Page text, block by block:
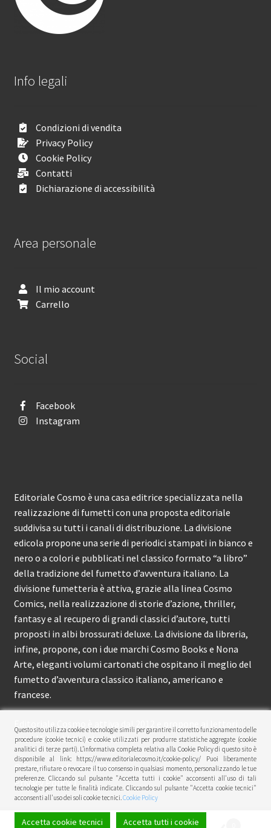
Info legali
Condizioni di vendita
Privacy Policy
Cookie Policy
Contatti
Dichiarazione di accessibilità
Area personale
Il mio account
Carrello
Social
Facebook
Instagram
Editoriale Cosmo è una casa editrice specializzata nella
realizzazione di fumetti con una proposta editoriale
suddivisa su tutti i canali di distribuzione. La divisione
edicola propone una serie di periodici stampati in bianco e
nero o a colori e pubblicati nel classico formato “a libro”
della tradizione del fumetto d’avventura italiano. La
divisione fumetteria è attiva, grazie alla linea Cosmo
Comics, nella realizzazione di storie d’azione, thriller,
fantasy e al recupero di grandi classici d’autore, tutti
proposti in albi brossurati deluxe. La divisione da libreria,
infine, propone, con i due marchi Cosmo Books e Nona
Arte, eleganti volumi cartonati che ospitano il meglio del
fumetto d’avventura classico italiano, americano e
francese.
circa 150 pubblicazioni l’anno.
© Editoriale Cosmo 2026
Privacy Policy
Questo sito utilizza cookie e tecnologie simili per garantire il corretto funzionamento delle
procedure (cookie tecnici) e cookie utilizzati per produrre statistiche aggregate (cookie
analitici di terze parti). L’informativa completa relativa alla Cookie Policy di questo sito è
disponibile al link: https://www.editorialecosmo.it/cookie-policy/ Puoi liberamente
prestare, rifiutare o revocare il tuo consenso in qualsiasi momento, personalizzando le tue
preferenze. Cliccando sul pulsante "Accetta tutti i cookie" acconsenti all'uso di tali
tecnologie per tutte le finalità indicate. Cliccando sul pulsante "Accetta cookie tecnici"
acconsenti all'uso dei soli cookie tecnici.Cookie Policy
Accetta cookie tecnici Accetta tutti i cookie